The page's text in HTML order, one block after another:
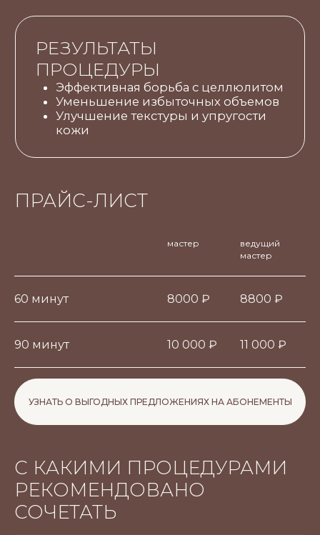
ПРАЙС-ЛИСТ
мастер
ведущий
мастер
60 минут 8000 ₽ 8800 ₽
90 минут 10 000 ₽ 11 000 ₽
УЗНАТЬ О ВЫГОДНЫХ ПРЕДЛОЖЕНИЯХ НА АБОНЕМЕНТЫ
С КАКИМИ ПРОЦЕДУРАМИ
РЕКОМЕНДОВАНО
СОЧЕТАТЬ